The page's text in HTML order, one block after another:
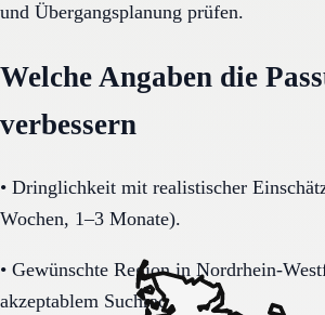
und Übergangsplanung prüfen.
Welche Angaben die
verbessern
• Dringlichkeit mit realistischer
Wochen, 1–3 Monate).
• Gewünschte Region in Nordrhein-
akzeptablem Suchradius.